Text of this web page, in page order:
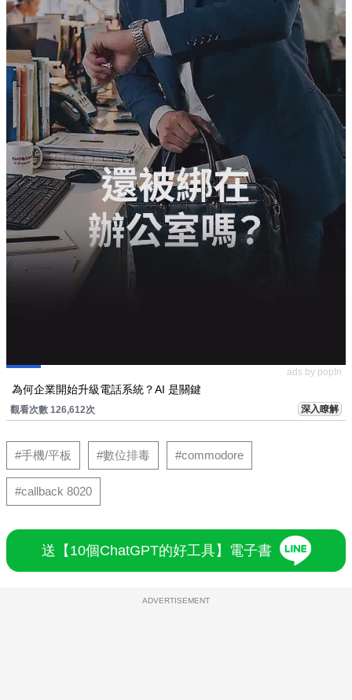
ads by popIn
為何企業開始升級電話系統？AI 是關鍵
觀看次數 126,612次 深入瞭解
#手機/平板 #數位排毒 #commodore
#callback 8020
送【10個ChatGPT的好工具】電子書
ADVERTISEMENT